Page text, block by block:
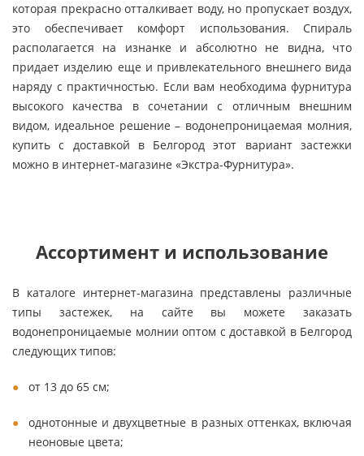
которая прекрасно отталкивает воду, но пропускает воздух,
это обеспечивает комфорт использования. Спираль
располагается на изнанке и абсолютно не видна, что
придает изделию еще и привлекательного внешнего вида
наряду с практичностью. Если вам необходима фурнитура
высокого качества в сочетании с отличным внешним
видом, идеальное решение – водонепроницаемая молния,
купить с доставкой в Белгород этот вариант застежки
можно в интернет-магазине «Экстра-Фурнитура».
Ассортимент и использование
В каталоге интернет-магазина представлены различные
типы застежек, на сайте вы можете заказать
водонепроницаемые молнии оптом с доставкой в Белгород
следующих типов:
от 13 до 65 см;
однотонные и двухцветные в разных оттенках, включая
неоновые цвета;